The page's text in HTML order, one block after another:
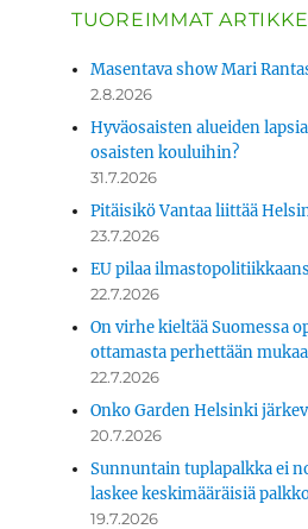
TUOREIMMAT
Masentava show Mari
2.8.2026
Hyväosaisten alueiden
osaisten kouluihin?
31.7.2026
Pitäisikö Vantaa liittää
23.7.2026
EU pilaa
22.7.2026
On virhe kieltää Suomessa
ottamasta perhettään
22.7.2026
Onko Garden Helsinki
20.7.2026
Sunnuntain tuplapalkka ei
laskee keskimääräisiä
19.7.2026